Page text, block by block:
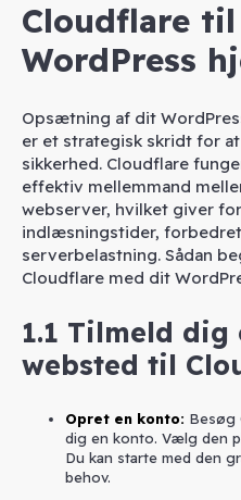
Cloudflare
WordPress
Opsætning af dit
er et strategisk skridt for
sikkerhed. Cloudflare
effektiv mellemmand
webserver, hvilket giver
indlæsningstider,
serverbelastning. Sådan
Cloudflare med dit
1.1 Tilmeld
websted til
Opret en konto: Besøg
dig en konto. Vælg den
Du kan starte med den
behov.